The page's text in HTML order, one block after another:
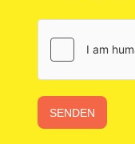
e
a
l
SENDEN